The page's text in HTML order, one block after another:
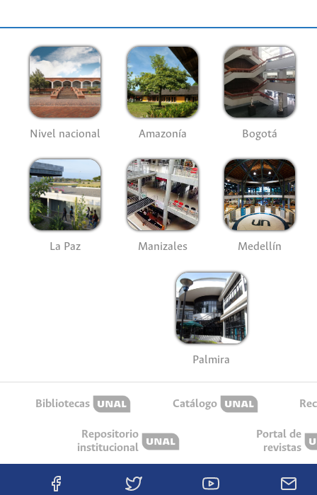
Nivel nacional Amazonía Bogotá
La Paz Manizales Medellín
Palmira
Bibliotecas Catálogo
Repositorio
institucional
Portal de
revistas